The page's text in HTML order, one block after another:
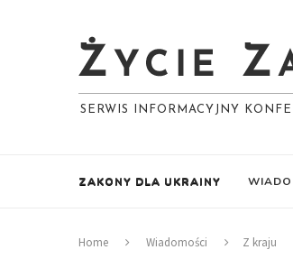
SERWIS INFORMACYJNY
ZAKONY DLA UKRAINY
Home Wiadomości Z kraju